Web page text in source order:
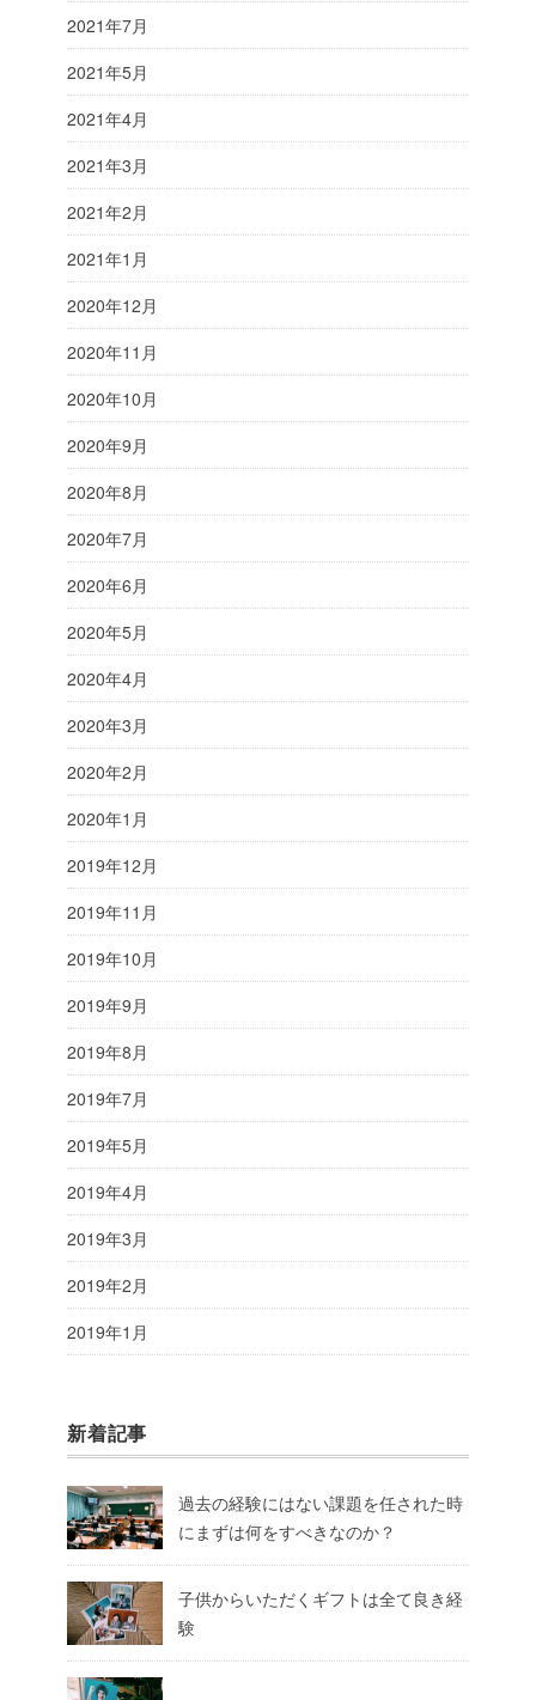
2021年7月
2021年5月
2021年4月
2021年3月
2021年2月
2021年1月
2020年12月
2020年11月
2020年10月
2020年9月
2020年8月
2020年7月
2020年6月
2020年5月
2020年4月
2020年3月
2020年2月
2020年1月
2019年12月
2019年11月
2019年10月
2019年9月
2019年8月
2019年7月
2019年5月
2019年4月
2019年3月
2019年2月
2019年1月
新着記事
過去の経験にはない課題を任された時
にまずは何をすべきなのか？
子供からいただくギフトは全て良き経
験